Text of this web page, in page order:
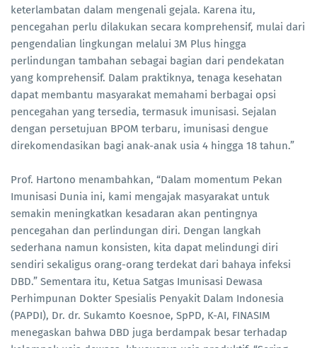
keterlambatan dalam mengenali gejala. Karena itu,
pencegahan perlu dilakukan secara komprehensif, mulai dari
pengendalian lingkungan melalui 3M Plus hingga
perlindungan tambahan sebagai bagian dari pendekatan
yang komprehensif. Dalam praktiknya, tenaga kesehatan
dapat membantu masyarakat memahami berbagai opsi
pencegahan yang tersedia, termasuk imunisasi. Sejalan
dengan persetujuan BPOM terbaru, imunisasi dengue
direkomendasikan bagi anak-anak usia 4 hingga 18 tahun.”
Prof. Hartono menambahkan, “Dalam momentum Pekan
Imunisasi Dunia ini, kami mengajak masyarakat untuk
semakin meningkatkan kesadaran akan pentingnya
pencegahan dan perlindungan diri. Dengan langkah
sederhana namun konsisten, kita dapat melindungi diri
sendiri sekaligus orang-orang terdekat dari bahaya infeksi
DBD.” Sementara itu, Ketua Satgas Imunisasi Dewasa
Perhimpunan Dokter Spesialis Penyakit Dalam Indonesia
(PAPDI), Dr. dr. Sukamto Koesnoe, SpPD, K-AI, FINASIM
menegaskan bahwa DBD juga berdampak besar terhadap